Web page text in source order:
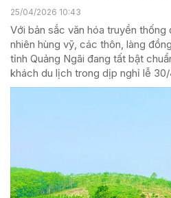
25/04/2026 10:43
Với bản sắc văn hóa truyền thống
nhiên hùng vỹ, các thôn, làng
tỉnh Quảng Ngãi đang tất bật
khách du lịch trong dịp nghỉ lễ